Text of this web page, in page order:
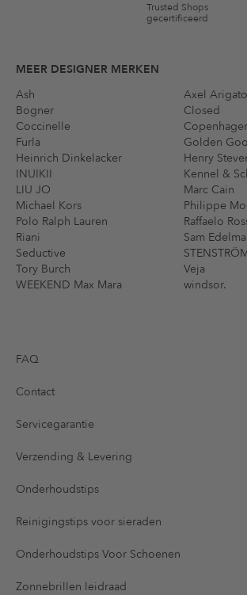
Trusted Shops
gecertificeerd
MEER DESIGNER MERKEN
Ash
Axel Arigato
Bogner
Closed
Coccinelle
Furla
Golden
Heinrich Dinkelacker
Henry
INUIKII
Kennel &
LIU JO
Marc Cain
Michael Kors
Philippe
Polo Ralph Lauren
Raffaelo
Riani
Sam
Seductive
Tory Burch
Veja
WEEKEND Max Mara
windsor.
FAQ
Contact
Servicegarantie
Verzending & Levering
Onderhoudstips
Reinigingstips voor sieraden
Onderhoudstips Voor Schoenen
Zonnebrillen leidraad